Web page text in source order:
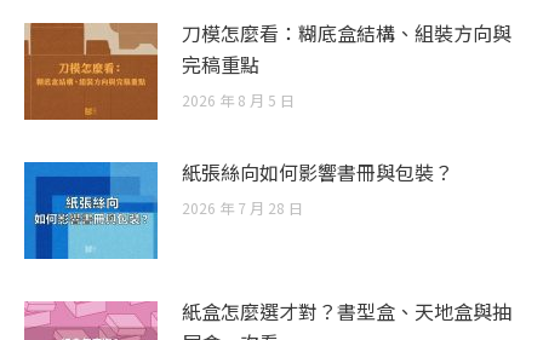
刀模怎麼看：糊底盒結構、組裝方向與
完稿重點
2026 年 8 月 5 日
紙張絲向如何影響書冊與包裝？
2026 年 7 月 28 日
紙盒怎麼選才對？書型盒、天地盒與抽